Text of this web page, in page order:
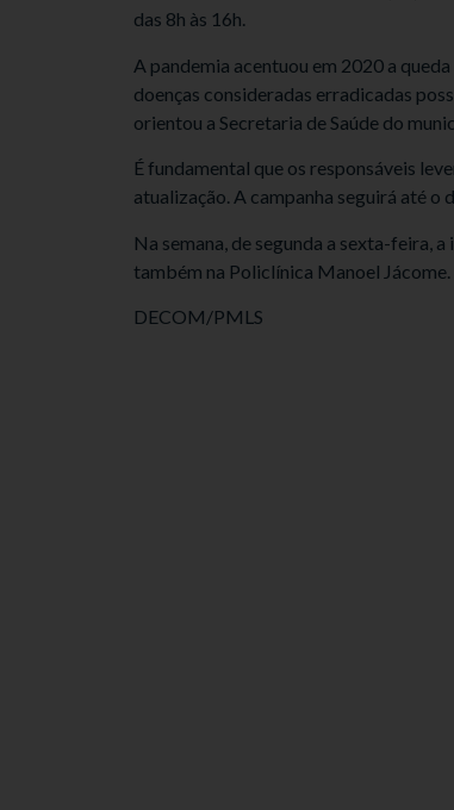
das 8h às 16h.
A pandemia acentuou em 2020 a
doenças consideradas erradicadas
orientou a Secretaria de Saúde do
É fundamental que os responsáveis
atualização. A campanha seguirá até o
Na semana, de segunda a sexta-feira,
também na Policlínica Manoel Jácome.
DECOM/PMLS